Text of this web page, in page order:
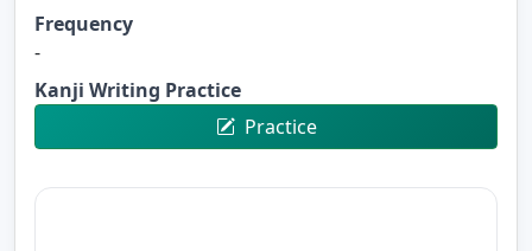
Frequency
-
Kanji Writing Practice
Practice